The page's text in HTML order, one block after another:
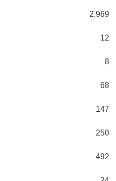
2,969
12
8
68
147
250
492